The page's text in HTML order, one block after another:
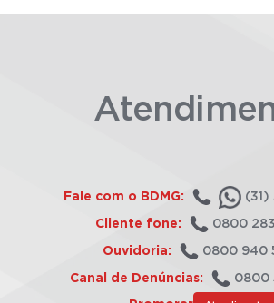
Fale com o BDMG: (31)
Cliente fone: 0800
Ouvidoria: 0800 940
Canal de Denúncias: 0800